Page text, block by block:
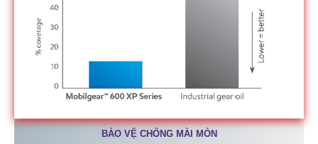
BẢO VỆ CHỐNG MÀI MÒN